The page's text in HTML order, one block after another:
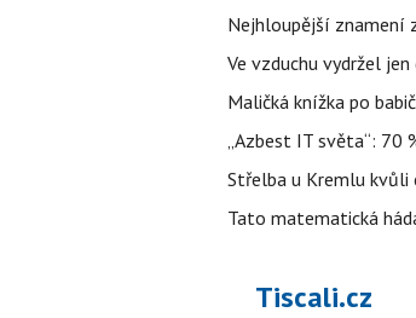
Nejhloupější znamení
Ve vzduchu vydržel
Maličká knížka po
„Azbest IT světa“: 70
Střelba u Kremlu kvůli
Tato matematická
Tiscali.cz